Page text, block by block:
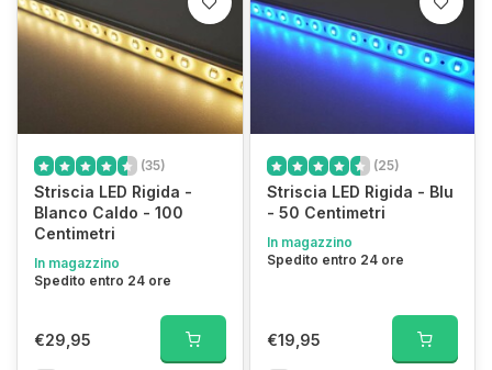
(35)
Striscia LED Rigida -
Blanco Caldo - 100
Centimetri
In magazzino
Spedito entro 24 ore
€29,95
(25)
Striscia LED Rigida - Blu
- 50 Centimetri
In magazzino
Spedito entro 24 ore
€19,95